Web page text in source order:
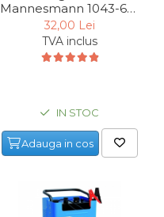
Mannesmann 1043-60-
125, 60-125 mm
32,00 Lei
TVA inclus
IN STOC
Adauga in cos